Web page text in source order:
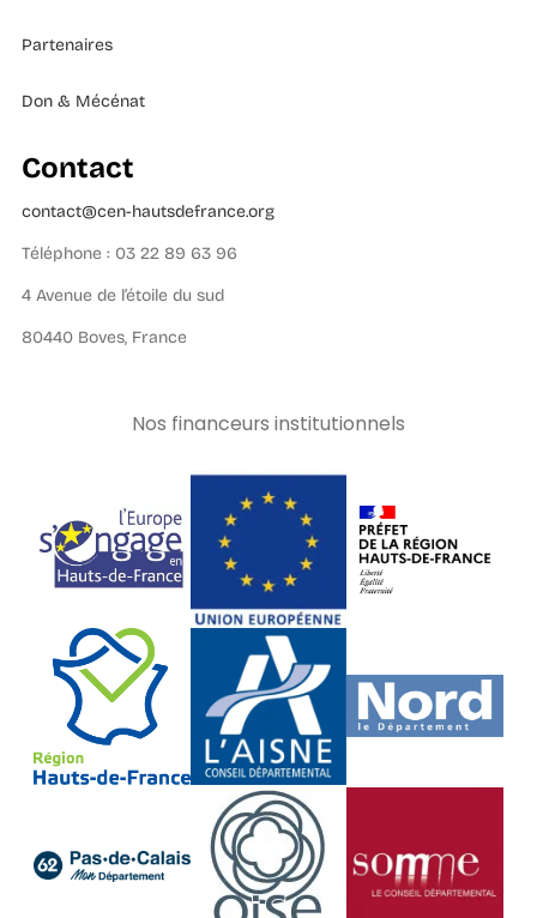
Partenaires
Don & Mécénat
Contact
contact@cen-hautsdefrance.org
Téléphone : 03 22 89 63 96
4 Avenue de l’étoile du sud
80440 Boves, France
Nos financeurs institutionnels